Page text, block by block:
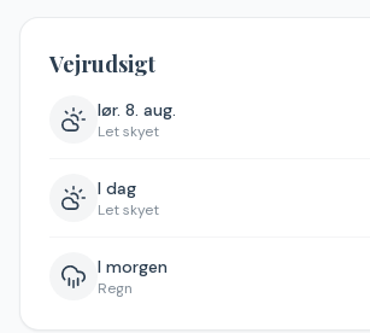
Vejrudsigt
lør. 8. aug.
Let skyet
I dag
Let skyet
I morgen
Regn